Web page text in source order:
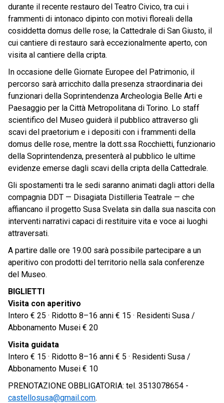
durante il recente restauro del Teatro Civico, tra cui i
frammenti di intonaco dipinto con motivi floreali della
cosiddetta domus delle rose; la Cattedrale di San Giusto, il
cui cantiere di restauro sarà eccezionalmente aperto, con
visita al cantiere della cripta.
In occasione delle Giornate Europee del Patrimonio, il
percorso sarà arricchito dalla presenza straordinaria dei
funzionari della Soprintendenza Archeologia Belle Arti e
Paesaggio per la Città Metropolitana di Torino. Lo staff
scientifico del Museo guiderà il pubblico attraverso gli
scavi del praetorium e i depositi con i frammenti della
domus delle rose, mentre la dott.ssa Rocchietti, funzionario
della Soprintendenza, presenterà al pubblico le ultime
evidenze emerse dagli scavi della cripta della Cattedrale.
Gli spostamenti tra le sedi saranno animati dagli attori della
compagnia DDT — Disagiata Distilleria Teatrale — che
affiancano il progetto Susa Svelata sin dalla sua nascita con
interventi narrativi capaci di restituire vita e voce ai luoghi
attraversati.
A partire dalle ore 19.00 sarà possibile partecipare a un
aperitivo con prodotti del territorio nella sala conferenze
del Museo.
BIGLIETTI
Visita con aperitivo
Intero € 25 · Ridotto 8–16 anni € 15 · Residenti Susa /
Abbonamento Musei € 20
Visita guidata
Intero € 15 · Ridotto 8–16 anni € 5 · Residenti Susa /
Abbonamento Musei € 10
PRENOTAZIONE OBBLIGATORIA: tel. 3513078654 -
castellosusa@gmail.com.